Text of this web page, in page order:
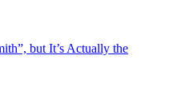
but It’s Actually the